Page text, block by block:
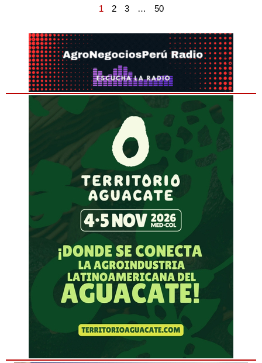
1 2 3 … 50